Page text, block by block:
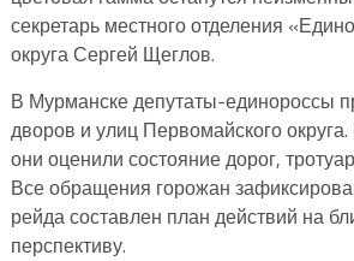
секретарь местного отделения
округа Сергей Щеглов.
В Мурманске депутаты-единороссы
дворов и улиц Первомайского
они оценили состояние дорог,
Все обращения горожан
рейда составлен план действий на
перспективу.